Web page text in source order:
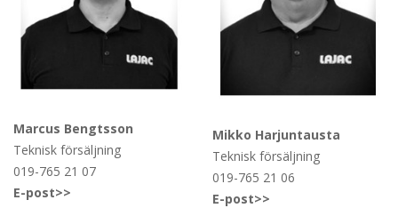
Marcus Bengtsson
Teknisk försäljning
019-765 21 07
E-post>>
Mikko Harjuntausta
Teknisk försäljning
019-765 21 06
E-post>>